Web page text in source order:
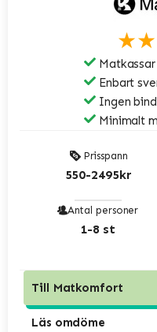
Enbart
Ingen
Minimalt
Prisspann
550-2495kr
Antal personer
1-8 st
Till Matkomfort
Läs omdöme